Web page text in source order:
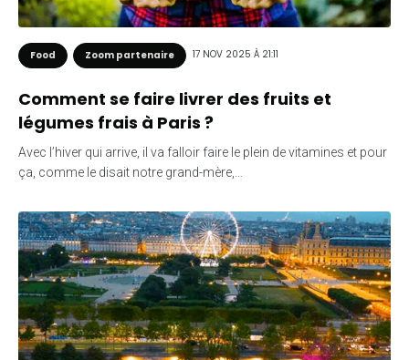
Food Zoom partenaire 17 NOV 2025 À 21:11
Comment se faire livrer des fruits et
légumes frais à Paris ?
Avec l’hiver qui arrive, il va falloir faire le plein de vitamines et pour
ça, comme le disait notre grand-mère,…